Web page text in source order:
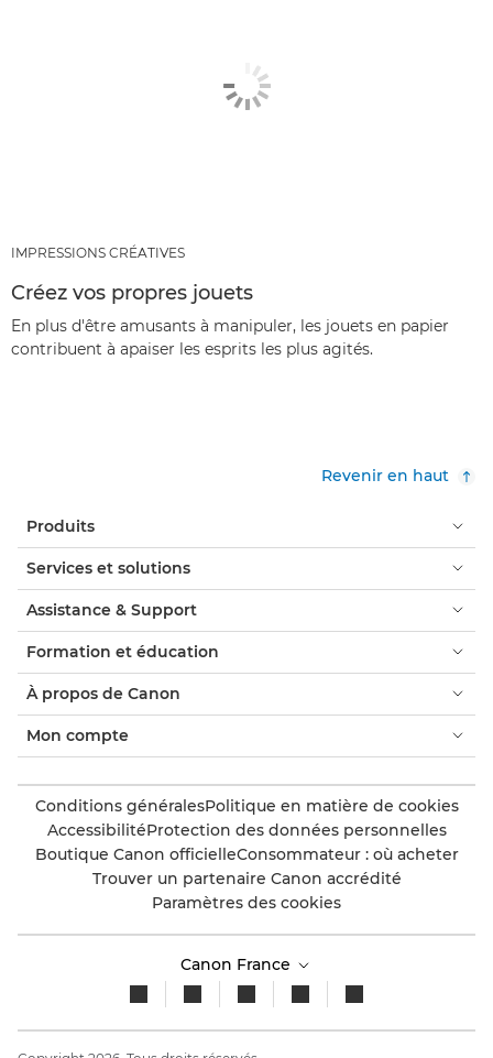
IMPRESSIONS CRÉATIVES
Créez vos propres jouets
En plus d'être amusants à manipuler, les jouets en papier
contribuent à apaiser les esprits les plus agités.
Revenir en haut
Produits
Services et solutions
Assistance & Support
Formation et éducation
À propos de Canon
Mon compte
Conditions généralesPolitique en matière de cookies
AccessibilitéProtection des données personnelles
Boutique Canon officielleConsommateur : où acheter
Trouver un partenaire Canon accrédité
Paramètres des cookies
Canon France